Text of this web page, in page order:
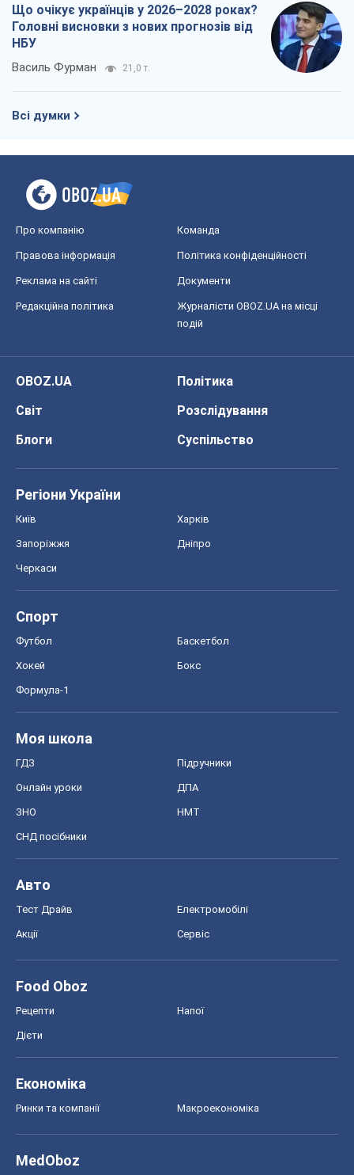
Що очікує українців у 2026–2028 роках?
Головні висновки з нових прогнозів від
НБУ
Василь Фурман 21,0 т.
Всі думки
Про компанію Команда
Правова інформація Політика конфіденційності
Реклама на сайті Документи
Редакційна політика
Журналісти OBOZ.UA на місці
подій
OBOZ.UA
Політика
Світ
Розслідування
Блоги
Суспільство
Регіони України
Київ Харків
Запоріжжя Дніпро
Черкаси
Спорт
Футбол Баскетбол
Хокей Бокс
Формула-1
Моя школа
ГДЗ Підручники
Онлайн уроки ДПА
ЗНО НМТ
СНД посібники
Авто
Тест Драйв Електромобілі
Акції Сервіс
Food Oboz
Рецепти Напої
Дієти
Економіка
Ринки та компанії Макроекономіка
MedOboz